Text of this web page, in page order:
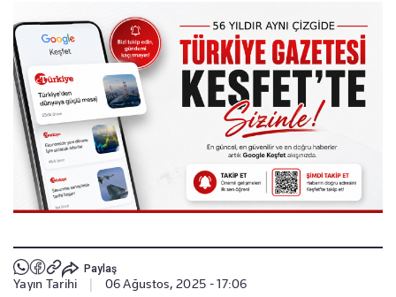
Paylaş
Yayın Tarihi 06 Ağustos, 2025 - 17:06